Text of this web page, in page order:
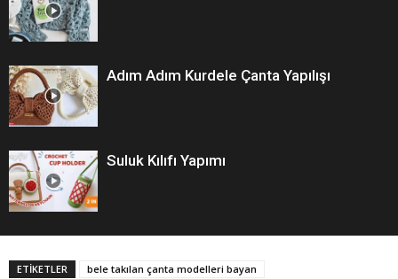
Adım Adım Kurdele Çanta Yapılışı
Suluk Kılıfı Yapımı
ETİKETLER
bele takılan çanta modelleri bayan